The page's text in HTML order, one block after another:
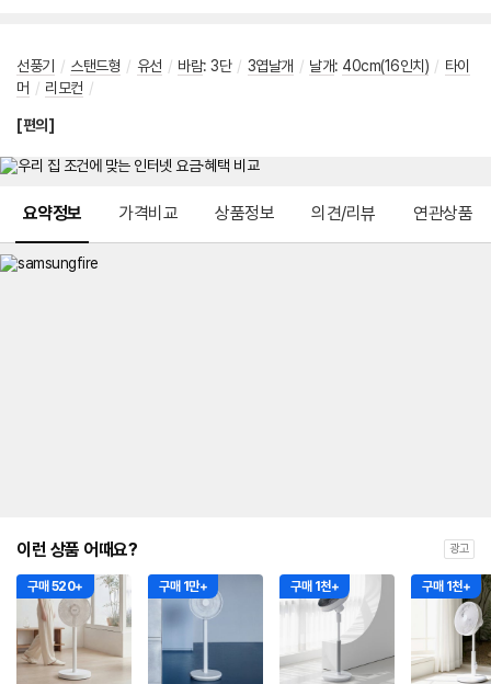
선풍기 / 스탠드형 / 유선 / 바람: 3단 / 3엽날개 / 날개: 40cm(16인치) / 타이
머 / 리모컨 /
[편의]
요약정보 가격비교 상품정보 의견/리뷰 연관상품
이런 상품 어때요? 광고
구매 520+ 구매 1만+ 구매 1천+ 구매 1천+